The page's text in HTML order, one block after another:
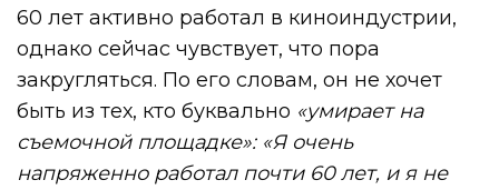
60 лет активно работал в киноиндустрии,
однако сейчас чувствует, что пора
закругляться. По его словам, он не хочет
быть из тех, кто буквально «умирает на
съемочной площадке»: «Я очень
напряженно работал почти 60 лет, и я не